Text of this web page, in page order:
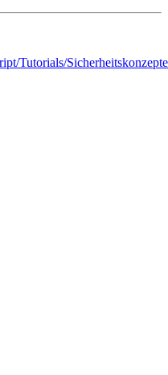
Tutorials/Sicherheitskonzepte